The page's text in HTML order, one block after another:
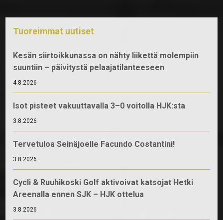
Tuoreimmat uutiset
Kesän siirtoikkunassa on nähty liikettä molempiin
suuntiin – päivitystä pelaajatilanteeseen
4.8.2026
Isot pisteet vakuuttavalla 3–0 voitolla HJK:sta
3.8.2026
Tervetuloa Seinäjoelle Facundo Costantini!
3.8.2026
Cycli & Ruuhikoski Golf aktivoivat katsojat Hetki
Areenalla ennen SJK – HJK ottelua
3.8.2026